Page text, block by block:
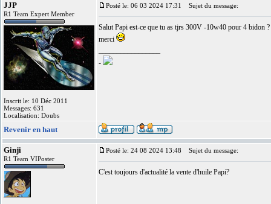
JJP
R1 Team Expert Member
Inscrit le: 10 Déc 2011
Messages: 631
Localisation: Doubs
Posté le: 06 03 2024 17:31 Sujet du message:
Salut Papi est-ce que tu as tjrs 300V -10w40 pour 4 bidon
merci
-
Revenir en haut
Ginji
R1 Team VIPoster
Posté le: 24 08 2024 13:48 Sujet du message:
C'est toujours d'actualité la vente d'huile Papi?